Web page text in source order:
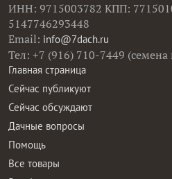
ИНН: 9715003782 КПП:
5147746293448
Email: info@7dach.ru
Тел: +7 (916) 710-7449
Главная страница
Сейчас публикуют
Сейчас обсуждают
Дачные вопросы
Помощь
Все товары